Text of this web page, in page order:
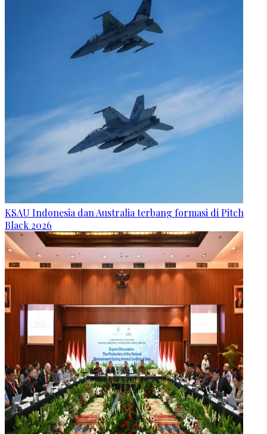
KSAU Indonesia dan Australia terbang formasi di Pitch
Black 2026